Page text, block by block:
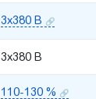
3x380 В
3x380 В
110-130 %